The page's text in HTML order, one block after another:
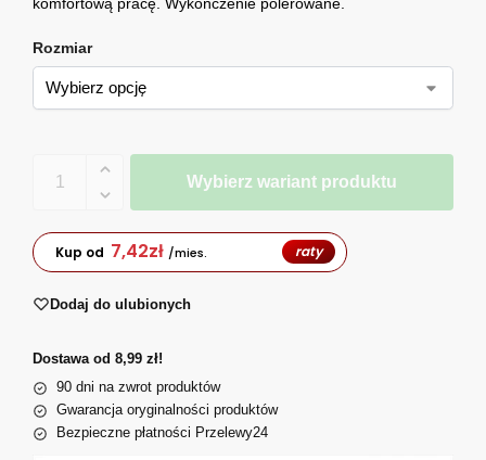
Rozmiar
Wybierz wariant produktu
Kup od 7,42zł /mies. raty
Dodaj do ulubionych
Dostawa od 8,99 zł!
90 dni na zwrot produktów
Gwarancja oryginalności produktów
Bezpieczne płatności Przelewy24